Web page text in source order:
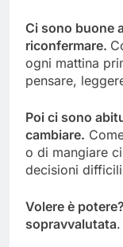
Ci sono buone
riconfermare.
ogni mattina
pensare,
Poi ci sono
cambiare.
o di mangiare
decisioni
Volere è potere?
sopravvalutata.